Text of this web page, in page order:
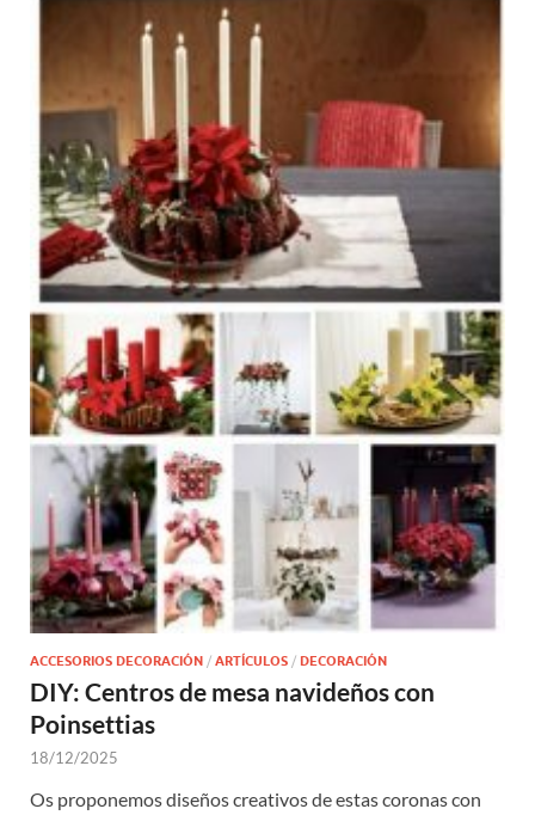
ACCESORIOS DECORACIÓN / ARTÍCULOS / DECORACIÓN
DIY: Centros de mesa navideños con
Poinsettias
18/12/2025
Os proponemos diseños creativos de estas coronas con